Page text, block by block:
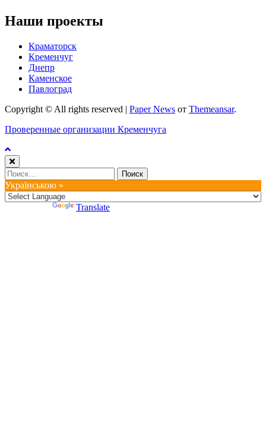
Наши проекты
Краматорск
Кременчуг
Днепр
Каменское
Павлоград
Copyright © All rights reserved | Paper News от Themeansar.
Проверенные организации Кременчуга
Найти:
Українською »
Translate